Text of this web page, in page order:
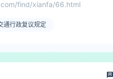
find/xianfa/66.html
通行政复议规定